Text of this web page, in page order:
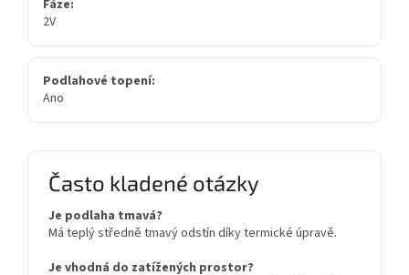
Fáze:
2V
Podlahové topení:
Ano
Často kladené otázky
Je podlaha tmavá?
Má teplý středně tmavý odstín díky termické úpravě.
Je vhodná do zatížených prostor?